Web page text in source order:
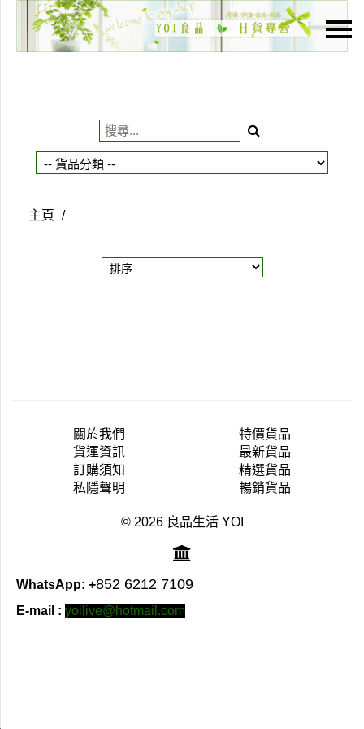
主頁
貨品分類
購物車
主頁 /
關於我們
貨運資訊
訂購須知
私隱聲明
特價貨品
最新貨品
精選貨品
暢銷貨品
© 2026 良品生活 YOI
WhatsApp: +852 6212 7109
E-mail : yoilive@hotmail.com